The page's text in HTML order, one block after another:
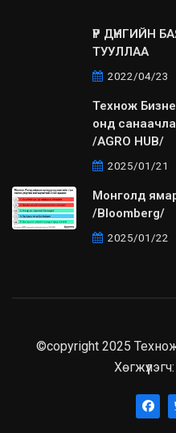
ҮР ДҮНГИЙН
ТУУЛЛАА
2022/04/23
Технож
онд
/AGRO HUB/
2025/01/21
Монголд
/Bloomberg/
2025/01/22
©copyright 2025
Хөгжүүлэгч: